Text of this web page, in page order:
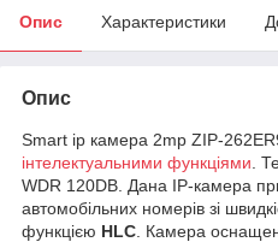
Опис Характеристики
Опис
Smart ip камера 2mp ZIP-
інтелектуальними функціями .
WDR 120DB. Дана IP-камера
автомобільних номерів зі
функцією HLC . Камера